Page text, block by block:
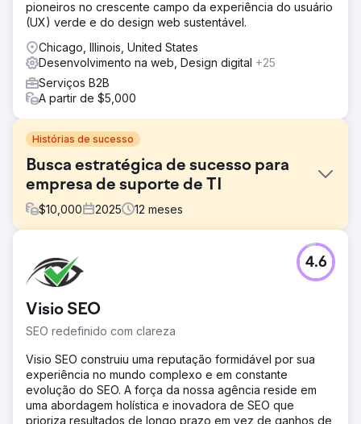
pioneiros no crescente campo da experiência do usuário
(UX) verde e do design web sustentável.
Chicago, Illinois, United States
Desenvolvimento na web, Design digital +25
Serviços B2B
A partir de $5,000
Histórias de sucesso
Busca estratégica de sucesso para
empresa de suporte de TI
$10,000 2025 12 meses
A Emerald Group entendia os princípios básicos de SEO,
mas tinha dificuldades em transformar esse conhecimento
de uma auditoria completa para corrigir lacunas de
conteúdo, problemas de estrutura e oportunidades
chave de alto valor e melhor engajamento dos visitantes
assim que acessassem o site. Sem uma orientação clara,
não conseguiam atrair ou converter o público certo de
forma consistente.
Visio SEO
SEO redefinido com clareza
4.6
Visio SEO construiu uma reputação formidável por sua
experiência no mundo complexo e em constante
evolução do SEO. A força da nossa agência reside em
uma abordagem holística e inovadora de SEO que
prioriza resultados de longo prazo em vez de ganhos de